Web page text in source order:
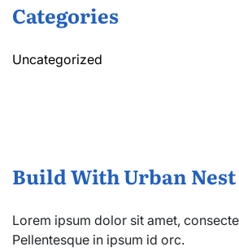
Categories
Uncategorized
Build With Urban Nest
Lorem ipsum dolor sit amet,
Pellentesque in ipsum id orc.